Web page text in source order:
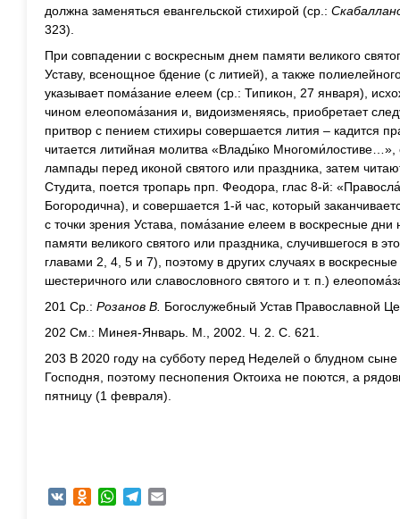
должна заменяться евангельской стихирой (ср.:
323).
При совпадении с воскресным днем памяти великого
Уставу, всенощное бдение (с литией), а также
указывает пома́зание елеем (ср.: Типикон, 27 января),
чином елеопома́зания и, видоизменяясь, приобретает
притвор с пением стихиры совершается лития – кадится
читается литийная молитва «Влады́ко
лампады перед иконой святого или праздника, затем
Студита, поется тропарь прп. Феодора, глас 8-й:
Богородична), и совершается 1-й час, который
с точки зрения Устава, пома́зание елеем в воскресные
памяти великого святого или праздника, случившегося в
главами 2, 4, 5 и 7), поэтому в других случаях в
шестеричного или славословного святого и т. п.)
201 Ср.: Розанов В. Богослужебный Устав Православной
202 См.: Минея-Январь. М., 2002. Ч. 2. С. 621.
203 В 2020 году на субботу перед Неделей о блудном
Господня, поэтому песнопения Октоиха не поются, а
пятницу (1 февраля).
VK Odnoklassniki
WhatsAppTelegram